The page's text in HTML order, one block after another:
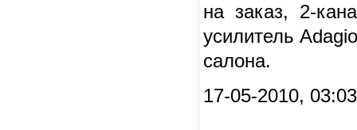
на заказ, 2-
усилитель
салона.
17-05-2010,